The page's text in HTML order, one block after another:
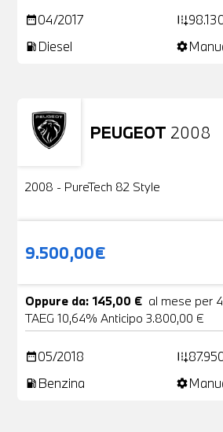
date_range04/2017 add_road
local_gas_station Diesel settings
PEUGEOT 2008
Usato
2008 - PureTech 82 Style
9.500,00€
Oppure da: 145,00 € al mese per
TAEG 10,64% Anticipo 3.800,00 €
date_range05/2018 add_road
local_gas_station Benzina settings